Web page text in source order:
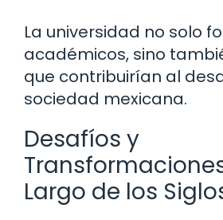
La universidad no solo
académicos, sino
que contribuirían al
sociedad mexicana.
Desafíos y
Largo de los